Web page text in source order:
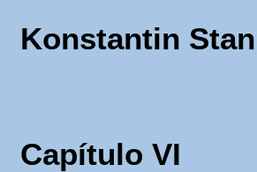
Konstantin
Capítulo VI